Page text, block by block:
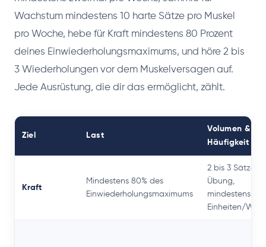
Wachstum mindestens 10 harte Sätze pro Muskel
pro Woche, hebe für Kraft mindestens 80 Prozent
deines Einwiederholungsmaximums, und höre 2 bis
3 Wiederholungen vor dem Muskelversagen auf.
Jede Ausrüstung, die dir das ermöglicht, zählt.
Ziel Last
Volumen &
Häufigkeit
Kraft
Mindestens 80% des
Einwiederholungsmaximums
2 bis 3 Sätze
Übung,
mindestens 2
Einheiten/